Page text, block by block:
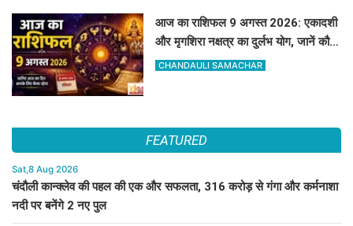
आज का राशिफल 9 अगस्त 2026: एकादशी
और मृगशिरा नक्षत्र का दुर्लभ योग, जानें कौन
सी राशियां होंगी मालामाल
CHANDAULI SAMACHAR
FEATURED
Sat,8 Aug 2026
चंदौली कान्क्लेव की पहल की एक और सफलता, 316 करोड़ से गंगा और कर्मनाशा
नदी पर बनेंगे 2 नए पुल